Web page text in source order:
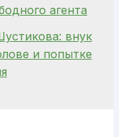
агента
внук
и попытке